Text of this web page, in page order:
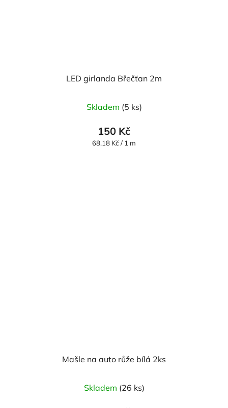
LED girlanda Břečťan 2m
Skladem (5 ks)
150 Kč
Měrná
68,18 Kč / 1 m
Mašle na auto růže bílá 2ks
Skladem (26 ks)